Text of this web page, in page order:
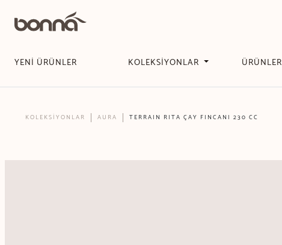
YENİ ÜRÜNLER KOLEKSİYONLAR ÜRÜNLER
KOLEKSİYONLAR AURA TERRAIN RITA ÇAY FINCANI 230 CC